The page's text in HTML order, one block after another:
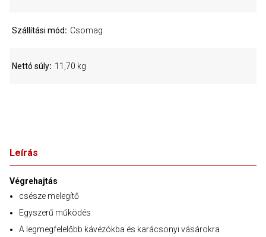
Leírás
Végrehajtás
csésze melegítő
Egyszerű működés
A legmegfelelőbb kávézókba és karácsonyi vásárokra
Szállítási mód Csomag
Nettó súly 11,70 kg